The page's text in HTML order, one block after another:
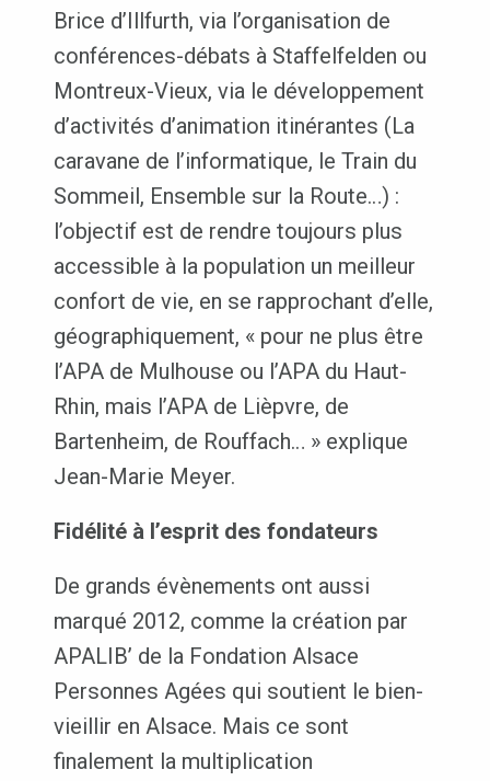
Brice d’Illfurth, via l’organisation de
conférences-débats à Staffelfelden ou
Montreux-Vieux, via le développement
d’activités d’animation itinérantes (La
caravane de l’informatique, le Train du
Sommeil, Ensemble sur la Route…) :
l’objectif est de rendre toujours plus
accessible à la population un meilleur
confort de vie, en se rapprochant d’elle,
géographiquement, « pour ne plus être
l’APA de Mulhouse ou l’APA du Haut-
Rhin, mais l’APA de Lièpvre, de
Bartenheim, de Rouffach… » explique
Jean-Marie Meyer.
Fidélité à l’esprit des fondateurs
De grands évènements ont aussi
marqué 2012, comme la création par
APALIB’ de la Fondation Alsace
Personnes Agées qui soutient le bien-
vieillir en Alsace. Mais ce sont
finalement la multiplication